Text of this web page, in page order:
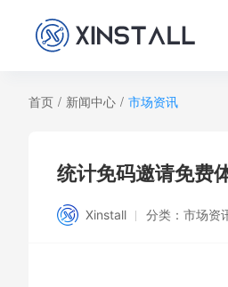
首页 / 新闻中心 / 市场资讯
统计免码邀请免费
Xinstall 分类： 市场资